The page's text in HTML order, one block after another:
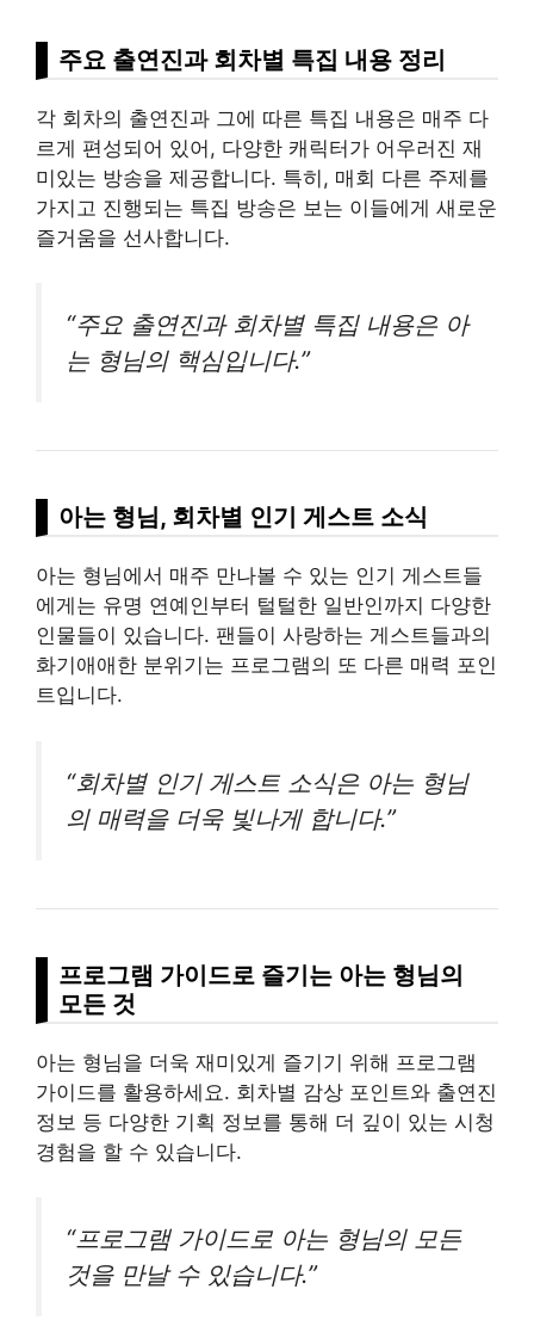
주요 출연진과 회차별 특집 내용 정리
각 회차의 출연진과 그에 따른 특집 내용은 매주 다
르게 편성되어 있어, 다양한 캐릭터가 어우러진 재
미있는 방송을 제공합니다. 특히, 매회 다른 주제를
가지고 진행되는 특집 방송은 보는 이들에게 새로운
즐거움을 선사합니다.
“주요 출연진과 회차별 특집 내용은 아
는 형님의 핵심입니다.”
아는 형님, 회차별 인기 게스트 소식
아는 형님에서 매주 만나볼 수 있는 인기 게스트들
에게는 유명 연예인부터 털털한 일반인까지 다양한
인물들이 있습니다. 팬들이 사랑하는 게스트들과의
화기애애한 분위기는 프로그램의 또 다른 매력 포인
트입니다.
“회차별 인기 게스트 소식은 아는 형님
의 매력을 더욱 빛나게 합니다.”
프로그램 가이드로 즐기는 아는 형님의
모든 것
아는 형님을 더욱 재미있게 즐기기 위해 프로그램
가이드를 활용하세요. 회차별 감상 포인트와 출연진
정보 등 다양한 기획 정보를 통해 더 깊이 있는 시청
경험을 할 수 있습니다.
“프로그램 가이드로 아는 형님의 모든
것을 만날 수 있습니다.”